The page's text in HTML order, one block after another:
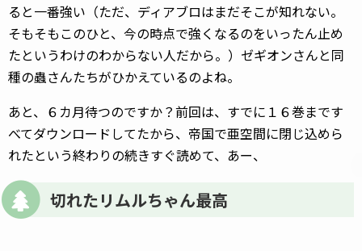
ると一番強い（ただ、 ディアブロはまだそこが知れない。
そもそもこのひと、今の時点で強くなるのをいったん止め
たというわけのわからない人だから。）ゼギオンさんと同
種の蟲さんたちがひかえているのよね。
あと、６カ月待つのですか？前回は、すでに１６巻まです
べてダウンロードしてたから、帝国で亜空間に閉じ込めら
れたという終わりの続きすぐ読めて、あー、
切れたリムルちゃん最高